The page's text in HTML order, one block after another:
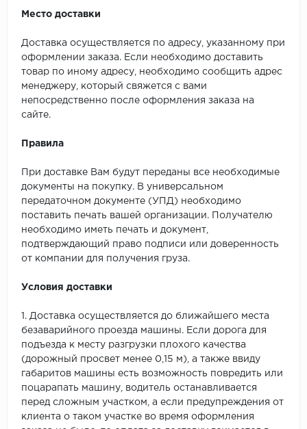
Место доставки
Доставка осуществляется по адресу, указанному при
оформлении заказа. Если необходимо доставить
товар по иному адресу, необходимо сообщить адрес
менеджеру, который свяжется с вами
непосредственно после оформления заказа на
сайте.
Правила
При доставке Вам будут переданы все необходимые
документы на покупку. В универсальном
передаточном документе (УПД) необходимо
поставить печать вашей организации. Получателю
необходимо иметь печать и документ,
подтверждающий право подписи или доверенность
от компании для получения груза.
Условия доставки
1. Доставка осуществляется до ближайшего места
безаварийного проезда машины. Если дорога для
подъезда к месту разгрузки плохого качества
(дорожный просвет менее 0,15 м), а также ввиду
габаритов машины есть возможность повредить или
поцарапать машину, водитель останавливается
перед сложным участком, а если предупреждения от
клиента о таком участке во время оформления